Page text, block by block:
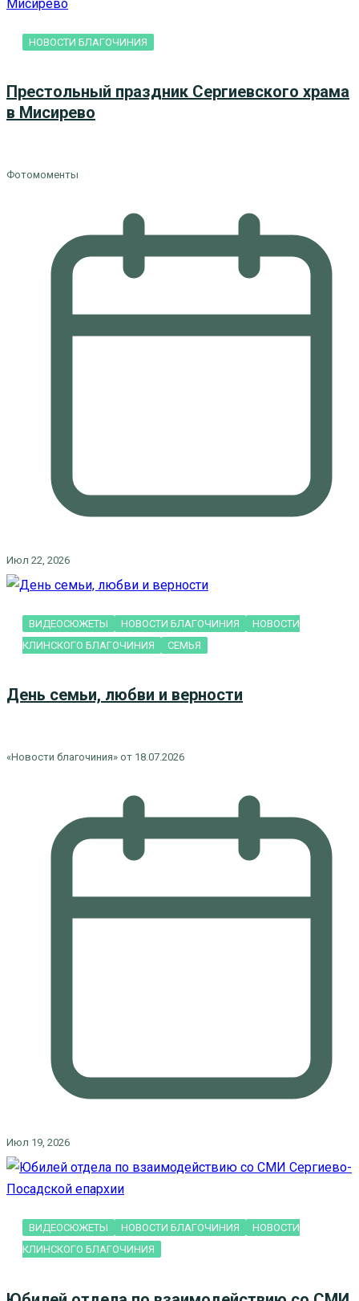
НОВОСТИ БЛАГОЧИНИЯ
Престольный праздник Сергиевского храма
в Мисирево
Фотомоменты
Июл 22, 2026
ВИДЕОСЮЖЕТЫ НОВОСТИ БЛАГОЧИНИЯ
НОВОСТИ
КЛИНСКОГО БЛАГОЧИНИЯ
СЕМЬЯ
День семьи, любви и верности
«Новости благочиния» от 18.07.2026
Июл 19, 2026
ВИДЕОСЮЖЕТЫ НОВОСТИ БЛАГОЧИНИЯ
НОВОСТИ
КЛИНСКОГО БЛАГОЧИНИЯ